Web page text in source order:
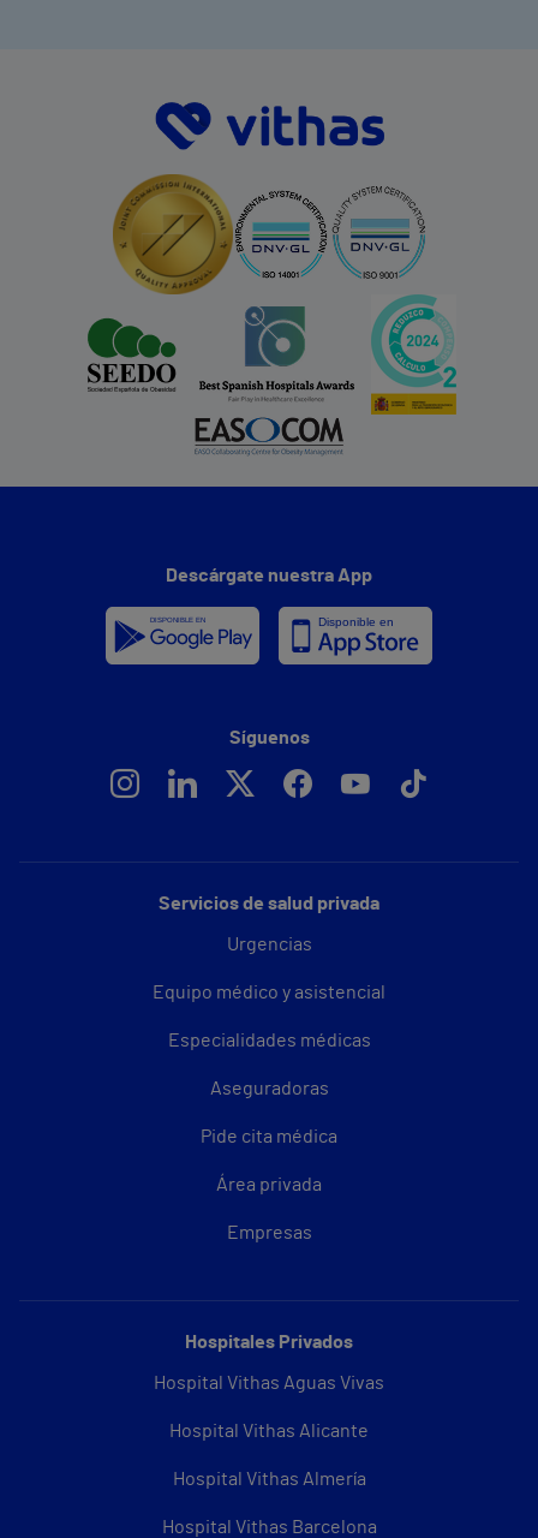
Servicios de salud privada
Urgencias
Equipo médico y asistencial
Especialidades médicas
Aseguradoras
Pide cita médica
Área privada
Empresas
Hospitales Privados
Hospital Vithas Aguas Vivas
Hospital Vithas Alicante
Hospital Vithas Almería
Hospital Vithas Barcelona
Descárgate nuestra App
Síguenos